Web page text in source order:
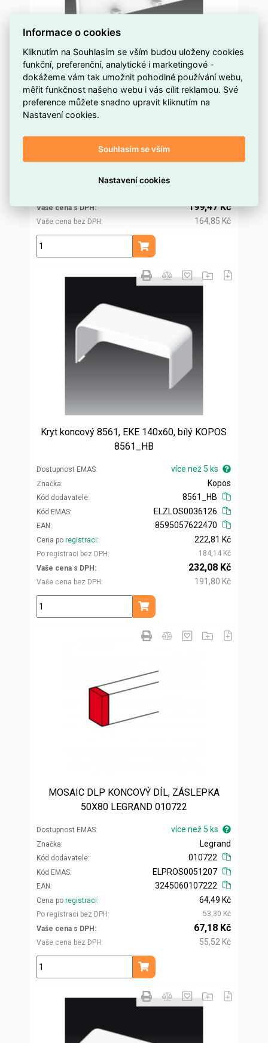
Kryt koncový 8231, PK 170x65 D, bílý KOPOS
8231_HB
Dostupnost EMAS více než 5 ks
Kód dodavatele
8231_HB
ELOSOS1340078
8595568924780
Vaše cena s DPH
Vaše cena bez DPH
199,47 Kč
164,85 Kč
ks
Přidat do košíku
Kryt koncový 8561, EKE 140x60, bílý KOPOS
8561_HB
Dostupnost EMAS více než 5 ks
Značka
Kód dodavatele
Kopos
8561_HB
Kód EMAS
EAN
ELZLOS0036126
8595057622470
Cena po registraci
Po registraci bez DPH
222,81 Kč
184,14 Kč
Vaše cena s DPH
Vaše cena bez DPH
232,08 Kč
191,80 Kč
ks
Přidat do košíku
MOSAIC DLP KONCOVÝ DÍL, ZÁSLEPKA
50X80 LEGRAND 010722
Dostupnost EMAS více než 5 ks
Značka
Kód dodavatele
Legrand
010722
Kód EMAS
EAN
ELPROS0051207
3245060107222
Cena po registraci
Po registraci bez DPH
64,49 Kč
53,30 Kč
Vaše cena s DPH
Vaše cena bez DPH
67,18 Kč
55,52 Kč
ks
Přidat do košíku
Informace o cookies
Kliknutím na Souhlasím se vším budou uloženy cookies
funkční, preferenční, analytické i marketingové -
dokážeme vám tak umožnit pohodlné používání webu,
měřit funkčnost našeho webu i vás cílit reklamou. Své
preference můžete snadno upravit kliknutím na
Nastavení cookies.
Souhlasím se vším
Nastavení cookies